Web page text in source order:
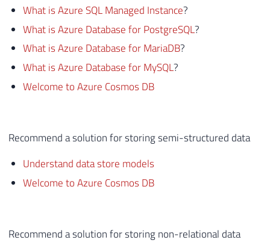
What is Azure SQL Managed Instance?
What is Azure Database for PostgreSQL?
What is Azure Database for MariaDB?
What is Azure Database for MySQL?
Welcome to Azure Cosmos DB
Recommend a solution for storing semi-structured data
Understand data store models
Welcome to Azure Cosmos DB
Recommend a solution for storing non-relational data